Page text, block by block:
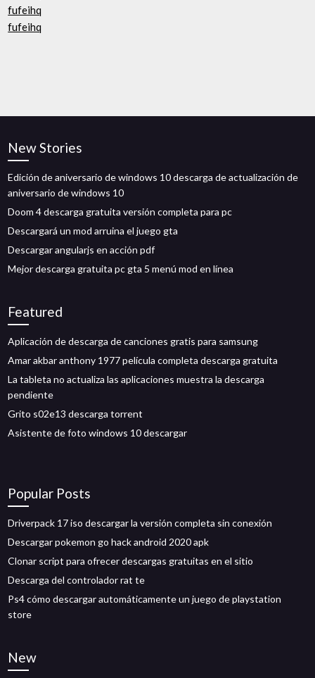
fufeihq
fufeihq
New Stories
Edición de aniversario de windows 10 descarga de actualización de
aniversario de windows 10
Doom 4 descarga gratuita versión completa para pc
Descargará un mod arruina el juego gta
Descargar angularjs en acción pdf
Mejor descarga gratuita pc gta 5 menú mod en línea
Featured
Aplicación de descarga de canciones gratis para samsung
Amar akbar anthony 1977 película completa descarga gratuita
La tableta no actualiza las aplicaciones muestra la descarga
pendiente
Grito s02e13 descarga torrent
Asistente de foto windows 10 descargar
Popular Posts
Driverpack 17 iso descargar la versión completa sin conexión
Descargar pokemon go hack android 2020 apk
Clonar script para ofrecer descargas gratuitas en el sitio
Descarga del controlador rat te
Ps4 cómo descargar automáticamente un juego de playstation
store
New